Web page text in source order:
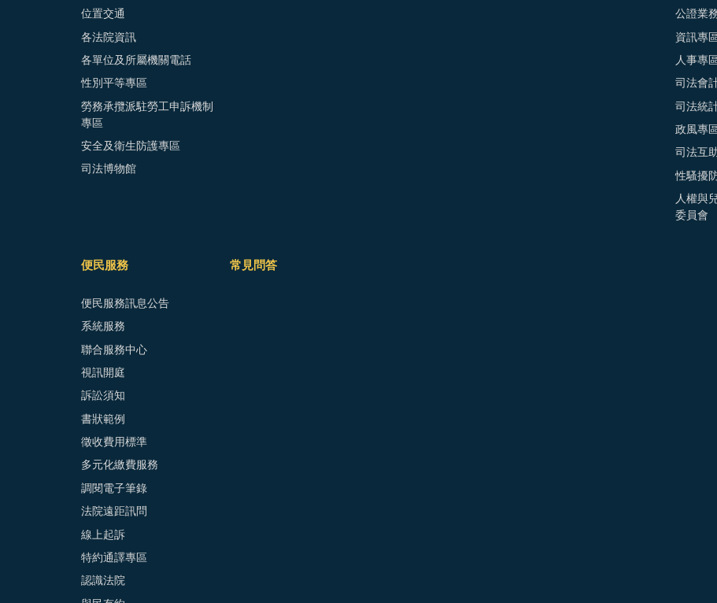
位置交通
各法院資訊
各單位及所屬機關電話
性別平等專區
勞務承攬派駐勞工申訴機制
專區
安全及衛生防護專區
司法博物館
公證業
資訊專
人事專
司法會
司法統
政風專
司法互
性騷擾
人權與
委員會
便民服務
便民服務訊息公告
系統服務
聯合服務中心
視訊開庭
訴訟須知
書狀範例
徵收費用標準
多元化繳費服務
調閱電子筆錄
法院遠距訊問
線上起訴
特約通譯專區
認識法院
常見問答